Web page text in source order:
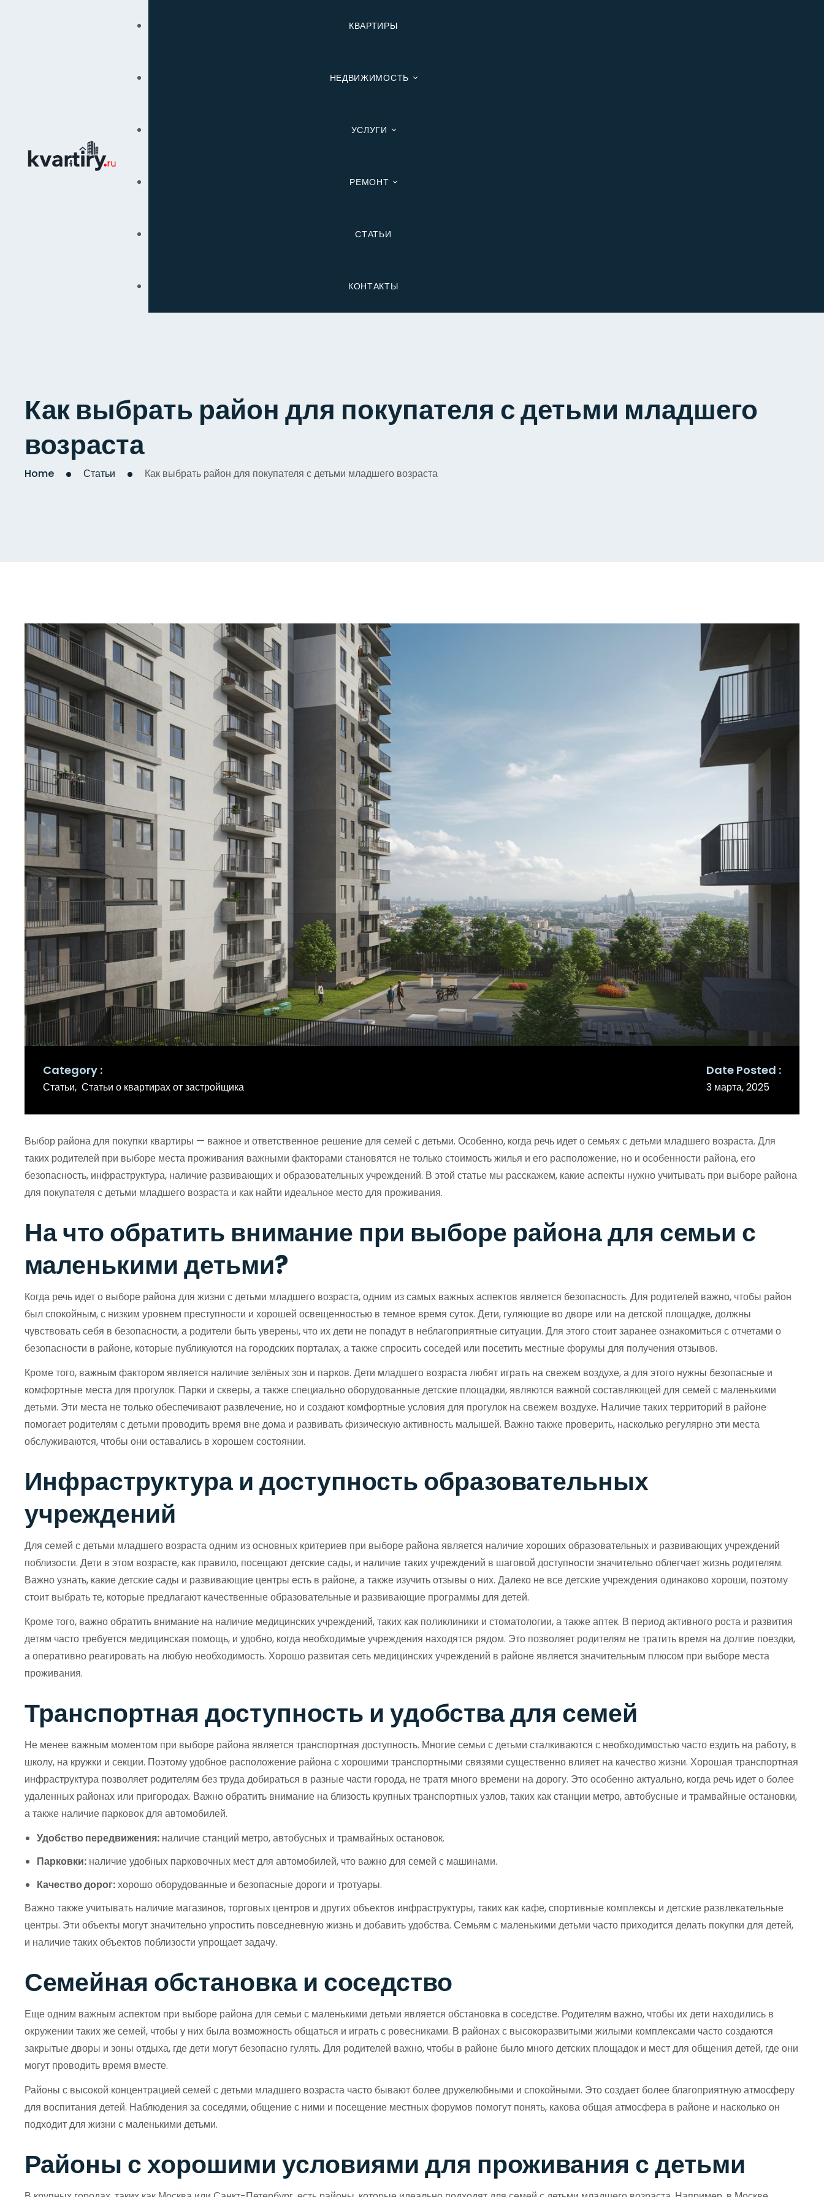
КВАРТИРЫ
НЕДВИЖИМОСТЬ
УСЛУГИ
РЕМОНТ
Капитальный
СТАТЬИ
КОНТАКТЫ
Как выбрать район для покупателя с детьми младшего
возраста
Home Статьи Как выбрать район для покупателя с детьми младшего возраста
Category
Статьи Статьи о квартирах от застройщика
Date Posted
3 марта, 2025
Выбор района для покупки квартиры — важное и ответственное решение для семей с детьми. Особенно, когда речь идет о семьях с детьми младшего возраста. Для
таких родителей при выборе места проживания важными факторами становятся не только стоимость жилья и его расположение, но и особенности района, его
безопасность, инфраструктура, наличие развивающих и образовательных учреждений. В этой статье мы расскажем, какие аспекты нужно учитывать при выборе района
для покупателя с детьми младшего возраста и как найти идеальное место для проживания.
На что обратить внимание при выборе района для семьи с
маленькими детьми?
Когда речь идет о выборе района для жизни с детьми младшего возраста, одним из самых важных аспектов является безопасность. Для родителей важно, чтобы район
был спокойным, с низким уровнем преступности и хорошей освещенностью в темное время суток. Дети, гуляющие во дворе или на детской площадке, должны
чувствовать себя в безопасности, а родители быть уверены, что их дети не попадут в неблагоприятные ситуации. Для этого стоит заранее ознакомиться с отчетами о
безопасности в районе, которые публикуются на городских порталах, а также спросить соседей или посетить местные форумы для получения отзывов.
Кроме того, важным фактором является наличие зелёных зон и парков. Дети младшего возраста любят играть на свежем воздухе, а для этого нужны безопасные и
комфортные места для прогулок. Парки и скверы, а также специально оборудованные детские площадки, являются важной составляющей для семей с маленькими
детьми. Эти места не только обеспечивают развлечение, но и создают комфортные условия для прогулок на свежем воздухе. Наличие таких территорий в районе
помогает родителям с детьми проводить время вне дома и развивать физическую активность малышей. Важно также проверить, насколько регулярно эти места
обслуживаются, чтобы они оставались в хорошем состоянии.
Инфраструктура и доступность образовательных
учреждений
Для семей с детьми младшего возраста одним из основных критериев при выборе района является наличие хороших образовательных и развивающих учреждений
поблизости. Дети в этом возрасте, как правило, посещают детские сады, и наличие таких учреждений в шаговой доступности значительно облегчает жизнь родителям.
Важно узнать, какие детские сады и развивающие центры есть в районе, а также изучить отзывы о них. Далеко не все детские учреждения одинаково хороши, поэтому
стоит выбрать те, которые предлагают качественные образовательные и развивающие программы для детей.
Кроме того, важно обратить внимание на наличие медицинских учреждений, таких как поликлиники и стоматологии, а также аптек. В период активного роста и развития
детям часто требуется медицинская помощь, и удобно, когда необходимые учреждения находятся рядом. Это позволяет родителям не тратить время на долгие поездки,
а оперативно реагировать на любую необходимость. Хорошо развитая сеть медицинских учреждений в районе является значительным плюсом при выборе места
проживания.
Транспортная доступность и удобства для семей
Не менее важным моментом при выборе района является транспортная доступность. Многие семьи с детьми сталкиваются с необходимостью часто ездить на работу, в
школу, на кружки и секции. Поэтому удобное расположение района с хорошими транспортными связями существенно влияет на качество жизни. Хорошая транспортная
инфраструктура позволяет родителям без труда добираться в разные части города, не тратя много времени на дорогу. Это особенно актуально, когда речь идет о более
удаленных районах или пригородах. Важно обратить внимание на близость крупных транспортных узлов, таких как станции метро, автобусные и трамвайные остановки,
а также наличие парковок для автомобилей.
Удобство передвижения: наличие станций метро, автобусных и трамвайных остановок.
Парковки: наличие удобных парковочных мест для автомобилей, что важно для семей с машинами.
Качество дорог:хорошо оборудованные и безопасные дороги и тротуары.
Важно также учитывать наличие магазинов, торговых центров и других объектов инфраструктуры, таких как кафе, спортивные комплексы и детские развлекательные
центры. Эти объекты могут значительно упростить повседневную жизнь и добавить удобства. Семьям с маленькими детьми часто приходится делать покупки для детей,
и наличие таких объектов поблизости упрощает задачу.
Семейная обстановка и соседство
Еще одним важным аспектом при выборе района для семьи с маленькими детьми является обстановка в соседстве. Родителям важно, чтобы их дети находились в
окружении таких же семей, чтобы у них была возможность общаться и играть с ровесниками. В районах с высокоразвитыми жилыми комплексами часто создаются
закрытые дворы и зоны отдыха, где дети могут безопасно гулять. Для родителей важно, чтобы в районе было много детских площадок и мест для общения детей, где они
могут проводить время вместе.
Районы с высокой концентрацией семей с детьми младшего возраста часто бывают более дружелюбными и спокойными. Это создает более благоприятную атмосферу
для воспитания детей. Наблюдения за соседями, общение с ними и посещение местных форумов помогут понять, какова общая атмосфера в районе и насколько он
подходит для жизни с маленькими детьми.
Районы с хорошими условиями для проживания с детьми